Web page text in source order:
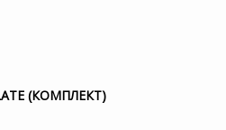
(КОМПЛЕКТ)